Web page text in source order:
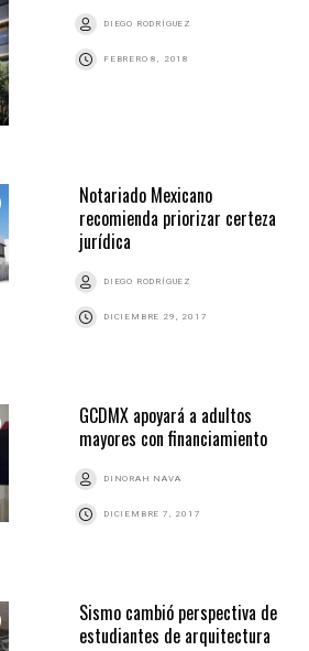
DIEGO RODRÍGUEZ
FEBRERO 8, 2018
Notariado Mexicano
recomienda priorizar certeza
jurídica
DIEGO RODRÍGUEZ
DICIEMBRE 29, 2017
GCDMX apoyará a adultos
mayores con financiamiento
DINORAH NAVA
DICIEMBRE 7, 2017
Sismo cambió perspectiva de
estudiantes de arquitectura